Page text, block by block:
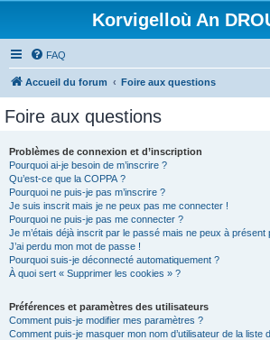
Korvigelloù An
FAQ
Accueil du forum Foire aux questions
Foire aux questions
Problèmes de connexion et d’inscription
Pourquoi ai-je besoin de m’inscrire ?
Qu’est-ce que la COPPA ?
Pourquoi ne puis-je pas m’inscrire ?
Je suis inscrit mais je ne peux pas me connecter !
Pourquoi ne puis-je pas me connecter ?
Je m’étais déjà inscrit par le passé mais ne peux à présent
J’ai perdu mon mot de passe !
Pourquoi suis-je déconnecté automatiquement ?
À quoi sert « Supprimer les cookies » ?
Préférences et paramètres des utilisateurs
Comment puis-je modifier mes paramètres ?
Comment puis-je masquer mon nom d’utilisateur de la liste